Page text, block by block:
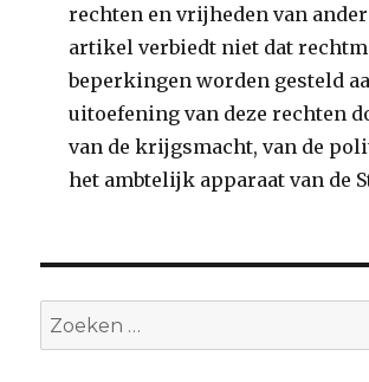
rechten en vrijheden van
artikel verbiedt niet dat
beperkingen worden gesteld
uitoefening van deze rechten
van de krijgsmacht, van de
het ambtelijk apparaat van de
Zoeken
naar: